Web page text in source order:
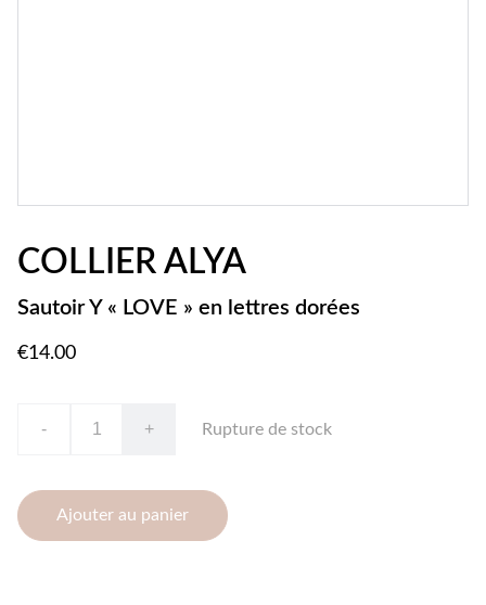
COLLIER ALYA
Sautoir Y « LOVE » en lettres dorées
€14.00
- + Rupture de stock
Ajouter au panier